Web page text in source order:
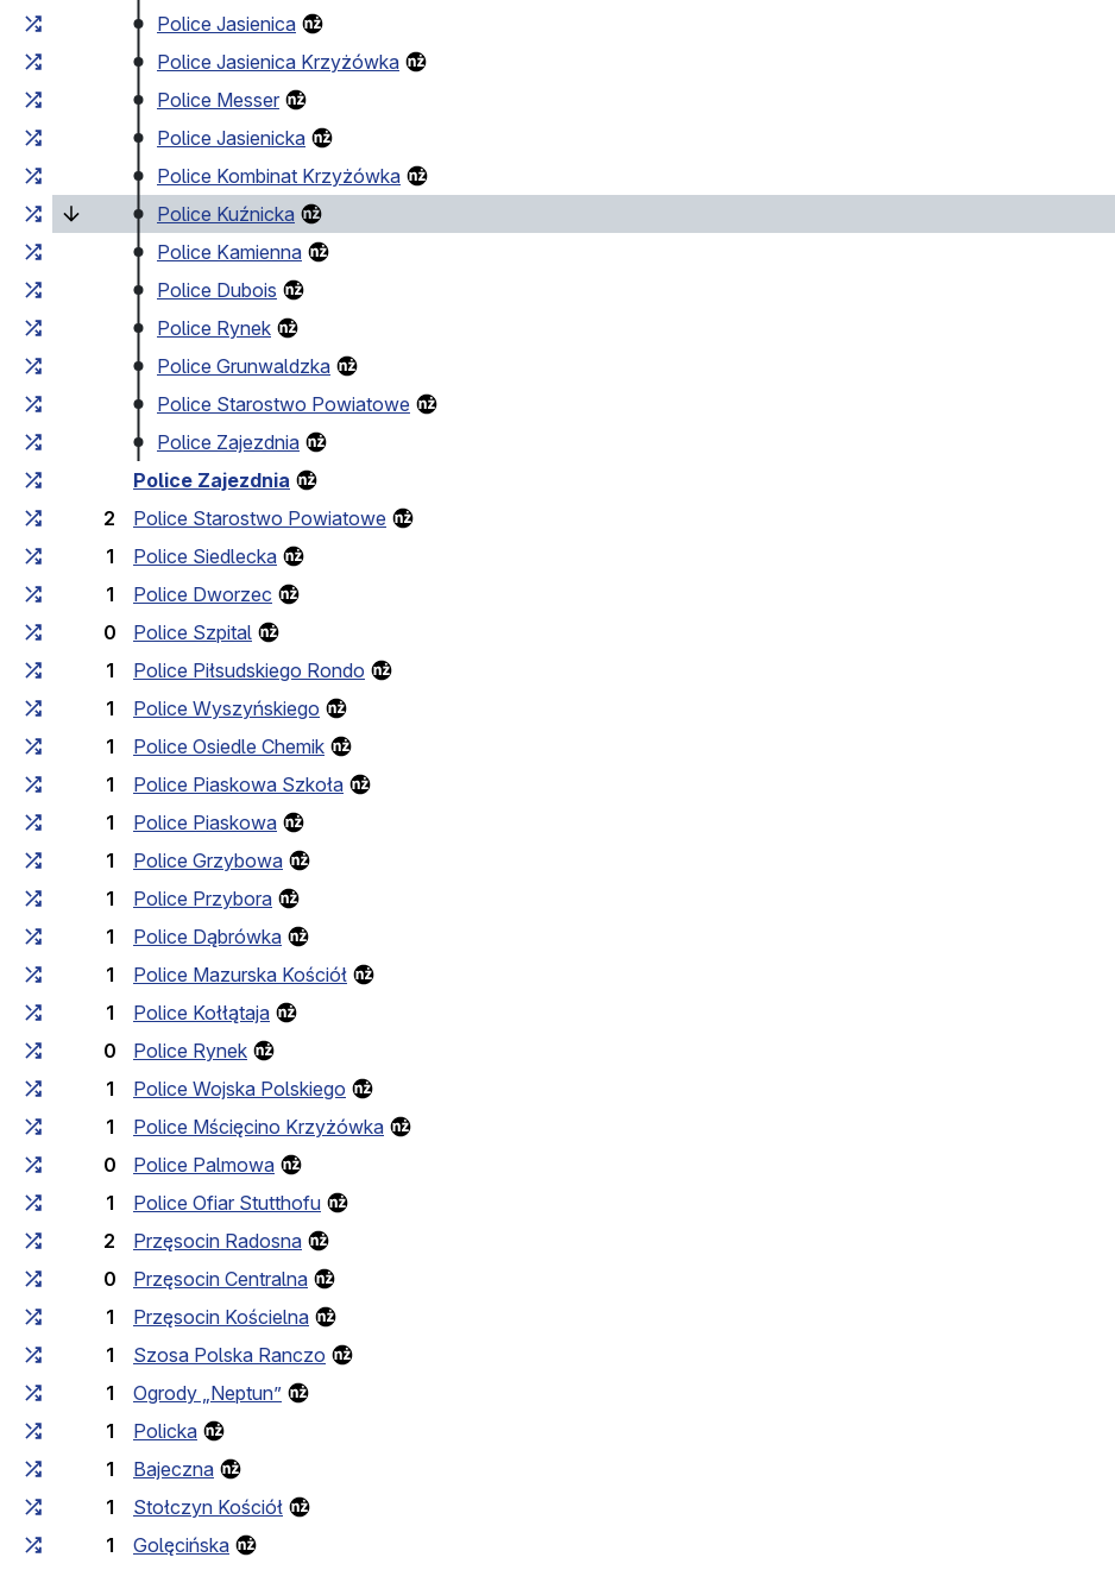
Police Jasienica
Police Jasienica Krzyżówka
Police Messer
Police Jasienicka
Police Kombinat Krzyżówka
Police Kuźnicka
Police Kamienna
Police Dubois
Police Rynek
Police Grunwaldzka
Police Starostwo Powiatowe
Police Zajezdnia
Police Zajezdnia
2
Police Starostwo Powiatowe
1
Police Siedlecka
1
Police Dworzec
0
Police Szpital
1
Police Piłsudskiego Rondo
1
Police Wyszyńskiego
1
Police Osiedle Chemik
1
Police Piaskowa Szkoła
1
Police Piaskowa
1
Police Grzybowa
1
Police Przybora
1
Police Dąbrówka
1
Police Mazurska Kościół
1
Police Kołłątaja
0
Police Rynek
1
Police Wojska Polskiego
1
Police Mścięcino Krzyżówka
0
Police Palmowa
1
Police Ofiar Stutthofu
2
Przęsocin Radosna
0
Przęsocin Centralna
1
Przęsocin Kościelna
1
Szosa Polska Ranczo
1
Ogrody „Neptun”
1
Policka
1
Bajeczna
1
Stołczyn Kościół
1
Golęcińska